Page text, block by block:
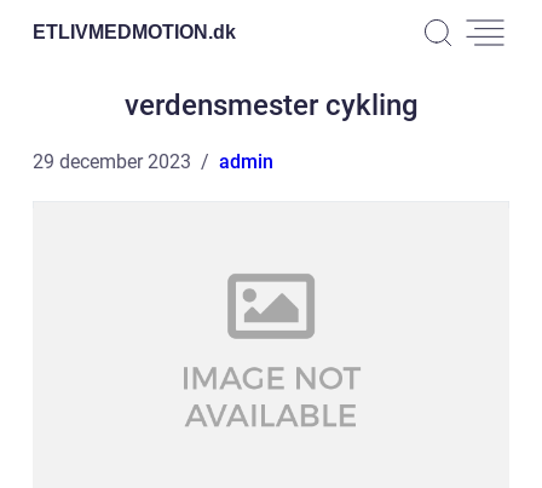
ETLIVMEDMOTION.dk
verdensmester cykling
29 december 2023 admin